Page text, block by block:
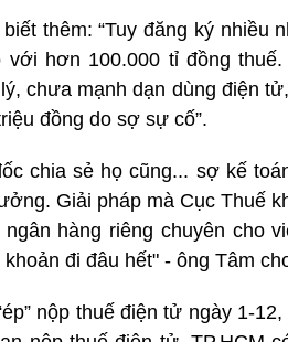
thêm: “Tuy đăng ký nhiều
với hơn 100.000 tỉ đồng
chưa mạnh dạn dùng điện
đồng do sợ sự cố”.
chia sẻ họ cũng... sợ kế
Giải pháp mà Cục Thuế
ngân hàng riêng chuyên cho
khoản đi đâu hết" - ông Tâm
nộp thuế điện tử ngày 1-